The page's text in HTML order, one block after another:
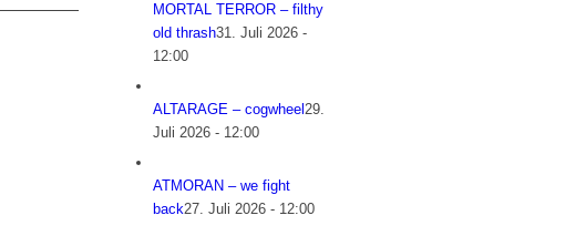
MORTAL TERROR – filthy
old thrash31. Juli 2026 -
12:00
ALTARAGE – cogwheel29.
Juli 2026 - 12:00
ATMORAN – we fight
back27. Juli 2026 - 12:00